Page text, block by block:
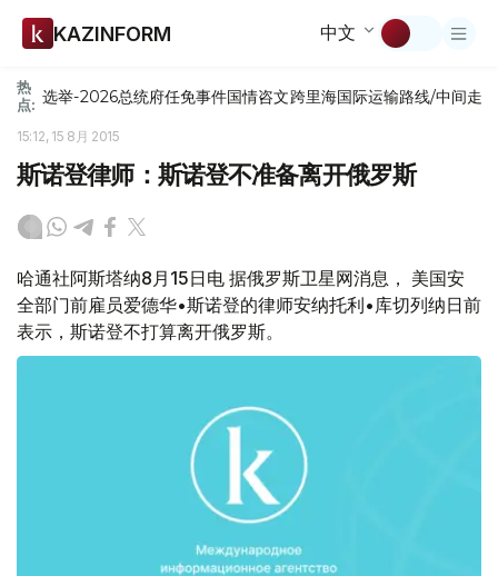
KAZINFORM 中文
热
点: 选举-2026总统府任免事件国情咨文跨里海国际运输路线/中间走廊
15:12, 15 8月 2015
斯诺登律师：斯诺登不准备离开俄罗斯
哈通社阿斯塔纳8月15日电 据俄罗斯卫星网消息， 美国安
全部门前雇员爱德华•斯诺登的律师安纳托利•库切列纳日前
表示，斯诺登不打算离开俄罗斯。